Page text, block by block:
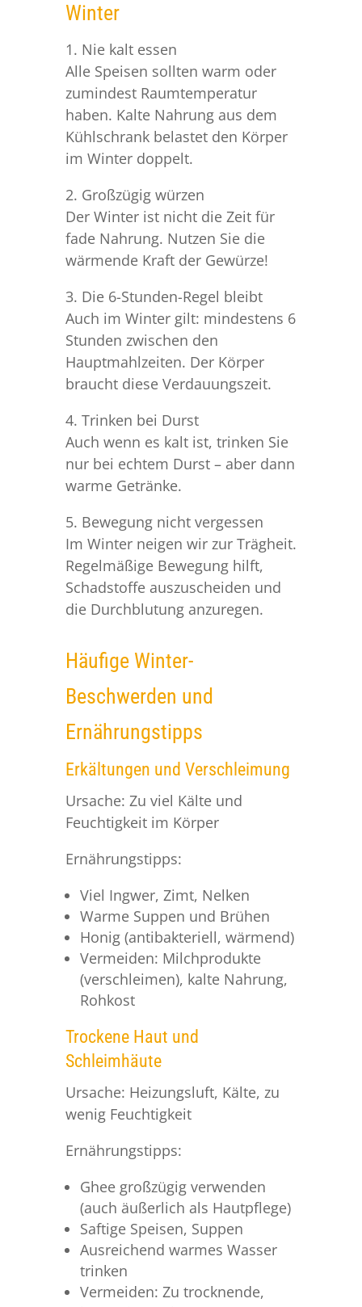
Winter
1. Nie kalt essen
Alle Speisen sollten warm oder
zumindest Raumtemperatur
haben. Kalte Nahrung aus dem
Kühlschrank belastet den Körper
im Winter doppelt.
2. Großzügig würzen
Der Winter ist nicht die Zeit für
fade Nahrung. Nutzen Sie die
wärmende Kraft der Gewürze!
3. Die 6-Stunden-Regel bleibt
Auch im Winter gilt: mindestens 6
Stunden zwischen den
Hauptmahlzeiten. Der Körper
braucht diese Verdauungszeit.
4. Trinken bei Durst
Auch wenn es kalt ist, trinken Sie
nur bei echtem Durst – aber dann
warme Getränke.
5. Bewegung nicht vergessen
Im Winter neigen wir zur Trägheit.
Regelmäßige Bewegung hilft,
Schadstoffe auszuscheiden und
die Durchblutung anzuregen.
Häufige Winter-
Beschwerden und
Ernährungstipps
Erkältungen und Verschleimung
Ursache: Zu viel Kälte und
Feuchtigkeit im Körper
Ernährungstipps:
Viel Ingwer, Zimt, Nelken
Warme Suppen und Brühen
Honig (antibakteriell, wärmend)
Vermeiden: Milchprodukte
(verschleimen), kalte Nahrung,
Rohkost
Trockene Haut und
Schleimhäute
Ursache: Heizungsluft, Kälte, zu
wenig Feuchtigkeit
Ernährungstipps:
Ghee großzügig verwenden
(auch äußerlich als Hautpflege)
Saftige Speisen, Suppen
Ausreichend warmes Wasser
trinken
Vermeiden: Zu trocknende,